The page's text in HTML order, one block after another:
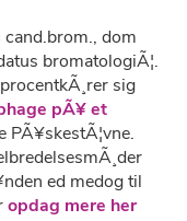
dom
bromatologiÃ¦.
sig
pÃ¥ et
ed medog til
opdag mere her